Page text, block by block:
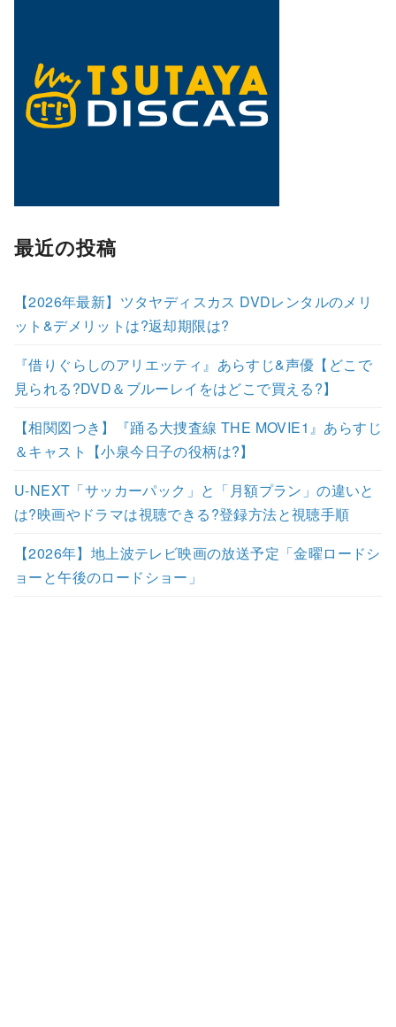
最近の投稿
【2026年最新】ツタヤディスカス DVDレンタルのメリ
ット&デメリットは?返却期限は?
『借りぐらしのアリエッティ』あらすじ&声優【どこで
見られる?DVD＆ブルーレイをはどこで買える?】
【相関図つき】『踊る大捜査線 THE MOVIE1』あらすじ
＆キャスト【小泉今日子の役柄は?】
U-NEXT「サッカーパック」と「月額プラン」の違いと
は?映画やドラマは視聴できる?登録方法と視聴手順
【2026年】地上波テレビ映画の放送予定「金曜ロードシ
ョーと午後のロードショー」